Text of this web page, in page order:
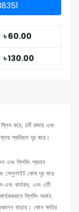
৳ 60.00
৳ 130.00
করে, চর্বি কমায় এবং
স্থবিরতা দূর করে।
এবং স্লিমিং প্রভাব
সেলুলাইট কোষ দূর করে
এবং কার্যকর, এবং এটি
স্লিমিং অর্জন.
বাড়ায়। কোন ক্ষতির